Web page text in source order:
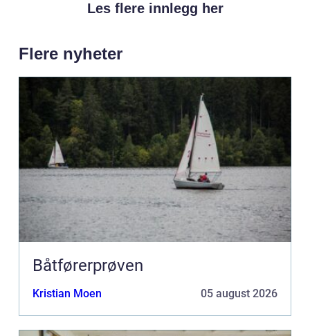
Les flere innlegg her
Flere nyheter
Båtførerprøven
Kristian Moen 05 august 2026